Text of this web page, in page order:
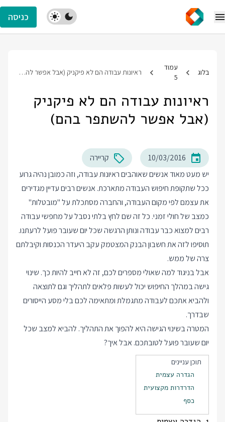
כניסה
בלוג
עמוד
5
ראיונות עבודה הם לא פיקניק (אבל אפשר להשתפר בהם)
ראיונות עבודה הם לא פיקניק
(אבל אפשר להשתפר בהם)
10/03/2016
קריירה
יש מעט מאוד אנשים שאוהבים ראיונות עבודה, וזה כמובן נהיה גרוע
ככל שתקופת חיפוש העבודה מתארכת. אנשים רבים עדיין מגדירים
את עצמם לפי מקום העבודה, והחברה מסתכלת על "מובטלות"
כמצב של חולי זמני. כל זה שם לחץ בלתי נסבל על מחפשי עבודה
רבים למצוא כבר עבודה ונותן הרגשה שכל יום שעובר פועל לרעתנו.
תוסיפו לזה את חשבון הבנק המצטמק עקב היעדר הכנסות וקיבלתם
צרה של ממש.
אבל בניגוד למה שאולי מספרים לכם, זה לא חייב להיות כך. שינוי
גישה במהלך החיפוש יכול לעשות פלאים לתהליך וגם לתוצאה
ולהביא אתכם לעבודה מתגמלת ומתאימה לכם בלי מסע הייסורים
שבדרך.
המטרה בשינוי הגישה היא להפוך את התהליך. להביא למצב שכל
יום שעובר פועל לטובתכם. אבל איך?
תוכן עניינים
הגדרה עצמית
הדרדרות מקצועית
כסף